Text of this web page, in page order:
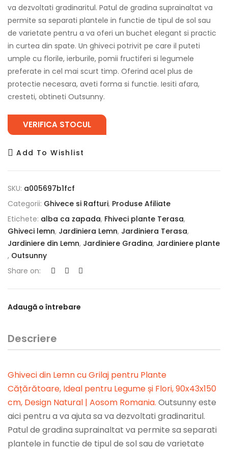
va dezvoltati gradinaritul. Patul de gradina suprainaltat va
permite sa separati plantele in functie de tipul de sol sau
de varietate pentru a va oferi un buchet elegant si practic
in curtea din spate. Un ghiveci potrivit pe care il puteti
umple cu florile, ierburile, pomii fructiferi si legumele
preferate in cel mai scurt timp. Oferind acel plus de
protectie necesara, aveti forma si functie. Iesiti afara,
cresteti, obtineti Outsunny.
VERIFICA STOCUL
Add To Wishlist
SKU: a005697b1fcf
Categorii: Ghivece si Rafturi, Produse Afiliate
Etichete: alba ca zapada, Fhiveci plante Terasa,
Ghiveci lemn, Jardiniera Lemn, Jardiniera Terasa,
Jardiniere din Lemn, Jardiniere Gradina, Jardiniere plante
, Outsunny
Share on:
Adaugă o întrebare
Descriere
Ghiveci din Lemn cu Grilaj pentru Plante
Cățărătoare, Ideal pentru Legume și Flori, 90x43x150
cm, Design Natural | Aosom Romania. Outsunny este
aici pentru a va ajuta sa va dezvoltati gradinaritul.
Patul de gradina suprainaltat va permite sa separati
plantele in functie de tipul de sol sau de varietate